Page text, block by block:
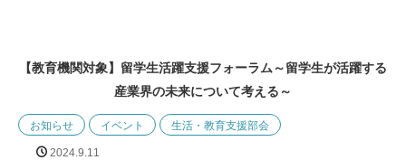
【教育機関対象】留学生活躍支援フォーラム～留学生が活躍する
産業界の未来について考える～
お知らせ イベント 生活・教育支援部会
2024.9.11